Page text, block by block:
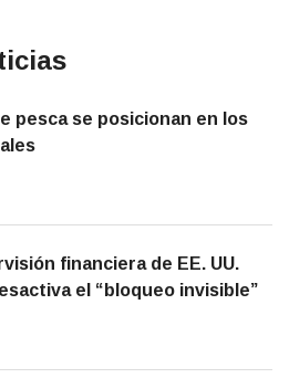
pesca se posicionan en los
financiera de EE. UU.
el “bloqueo invisible”